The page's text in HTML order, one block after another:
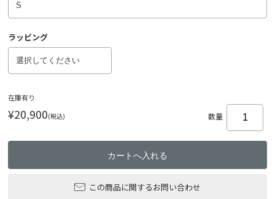
ラッピング
在庫有り
¥20,900(税込) 数量
この商品に関するお問い合わせ